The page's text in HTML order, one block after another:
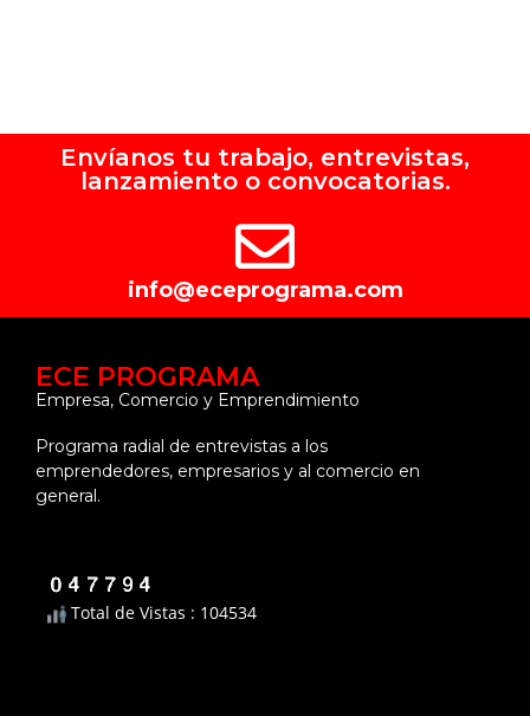
Envíanos tu trabajo, entrevistas,
lanzamiento o convocatorias.
info@eceprograma.com
ECE PROGRAMA
Empresa, Comercio y Emprendimiento
Programa radial de entrevistas a los
emprendedores, empresarios y al comercio en
general.
Total de Vistas : 104534